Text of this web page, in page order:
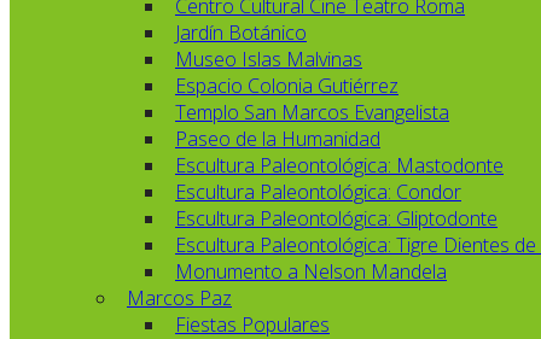
Centro Cultural Cine Teatro Roma
Jardín Botánico
Museo Islas Malvinas
Espacio Colonia Gutiérrez
Templo San Marcos Evangelista
Paseo de la Humanidad
Escultura Paleontológica: Mastodonte
Escultura Paleontológica: Condor
Escultura Paleontológica: Gliptodonte
Escultura Paleontológica: Tigre Dientes de
Monumento a Nelson Mandela
Marcos Paz
Fiestas Populares